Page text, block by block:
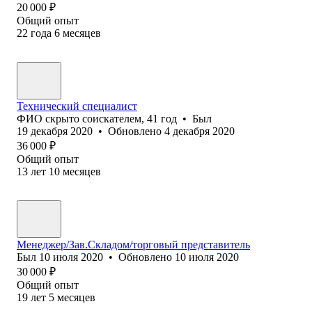
20 000 ₽
Общий опыт
22 года 6 месяцев
Технический специалист
ФИО скрыто соискателем, 41 год • Был
19 декабря 2020 • Обновлено 4 декабря 2020
36 000 ₽
Общий опыт
13 лет 10 месяцев
Менеджер/Зав.Складом/торговый представитель
Был 10 июля 2020 • Обновлено 10 июля 2020
30 000 ₽
Общий опыт
19 лет 5 месяцев